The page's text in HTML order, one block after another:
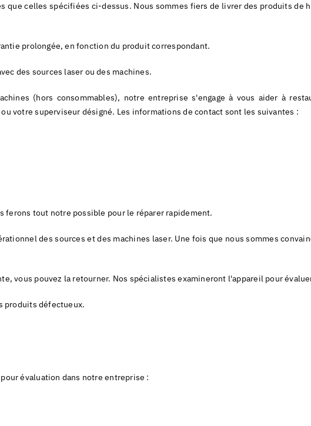
que celles spécifiées ci-dessus. Nous sommes fiers de livrer des produits de
prolongée, en fonction du produit correspondant.
des sources laser ou des machines.
(hors consommables), notre entreprise s'engage à vous aider à
votre superviseur désigné. Les informations de contact sont les suivantes :
ferons tout notre possible pour le réparer rapidement.
des sources et des machines laser. Une fois que nous sommes
vous pouvez la retourner. Nos spécialistes examineront l'appareil pour
produits défectueux.
évaluation dans notre entreprise :